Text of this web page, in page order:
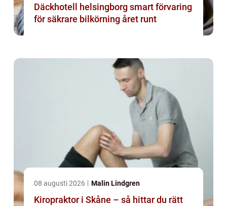
Däckhotell helsingborg smart förvaring
för säkrare bilkörning året runt
08 augusti 2026 Malin Lindgren
Kiropraktor i Skåne – så hittar du rätt